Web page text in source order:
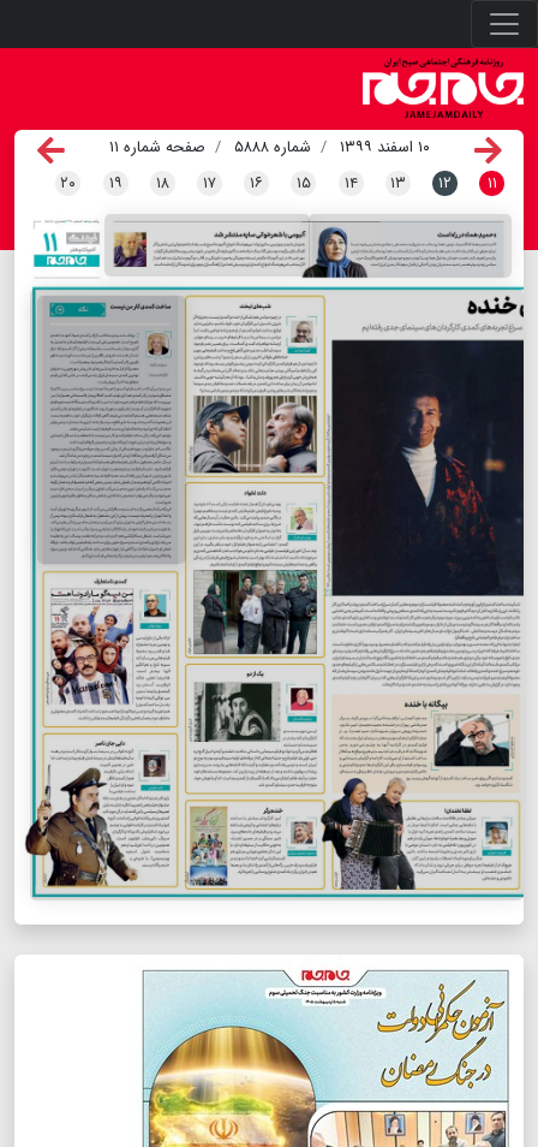
۱۰ اسفند ۱۳۹۹ شماره ۵۸۸۸
صفحه شماره ۱۱
۱۱ ۱۲ ۱۳ ۱۴ ۱۵ ۱۶ ۱۷ ۱۸ ۱۹ ۲۰